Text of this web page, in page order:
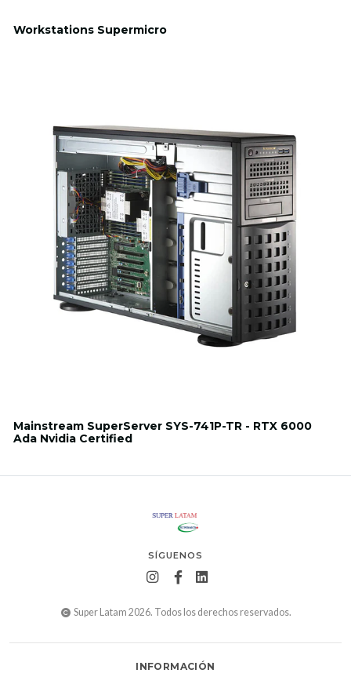
Workstations Supermicro
Mainstream SuperServer SYS-741P-TR - RTX 6000
Ada Nvidia Certified
SÍGUENOS
Super Latam 2026. Todos los derechos reservados.
INFORMACIÓN